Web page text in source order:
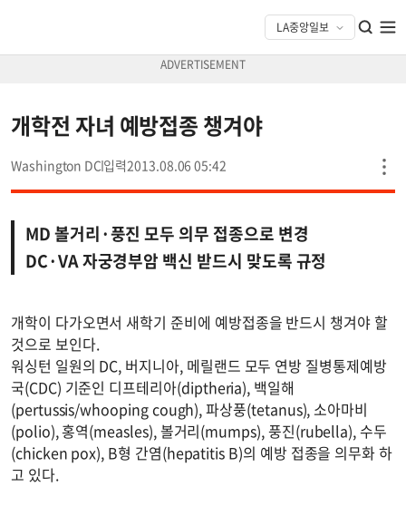
개학전 자녀 예방접종 챙겨야
Washington DC 2013.08.06 05:42
MD 볼거리·풍진 모두 의무 접종으로 변경
DC·VA 자궁경부암 백신 받드시 맞도록 규정
개학이 다가오면서 새학기 준비에 예방접종을 반드시 챙겨야 할
것으로 보인다.
워싱턴 일원의 DC, 버지니아, 메릴랜드 모두 연방 질병통제예방
국(CDC) 기준인 디프테리아(diptheria), 백일해
(pertussis/whooping cough), 파상풍(tetanus), 소아마비
(polio), 홍역(measles), 볼거리(mumps), 풍진(rubella), 수두
(chicken pox), B형 간염(hepatitis B)의 예방 접종을 의무화 하
고 있다.